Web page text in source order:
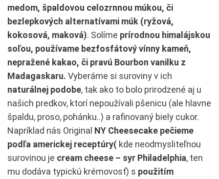
medom, špaldovou celozrnnou múkou, či
bezlepkových alternatívami múk (ryžová,
kokosová, maková). Solíme prírodnou himalájskou
soľou, používame bezfosfátový vínny kameň,
nepražené kakao, či pravú Bourbon vanilku z
Madagaskaru. Vyberáme si suroviny v ich
naturálnej podobe, tak ako to bolo prirodzené aj u
našich predkov, ktorí nepoužívali pšenicu (ale hlavne
špaldu, proso, pohánku..) a rafinovaný biely cukor.
Napríklad nás Original NY Cheesecake pečieme
podľa americkej receptúry( kde neodmysliteľnou
surovinou je cream cheese – syr Philadelphia, ten
mu dodáva typickú krémovosť) s použitím